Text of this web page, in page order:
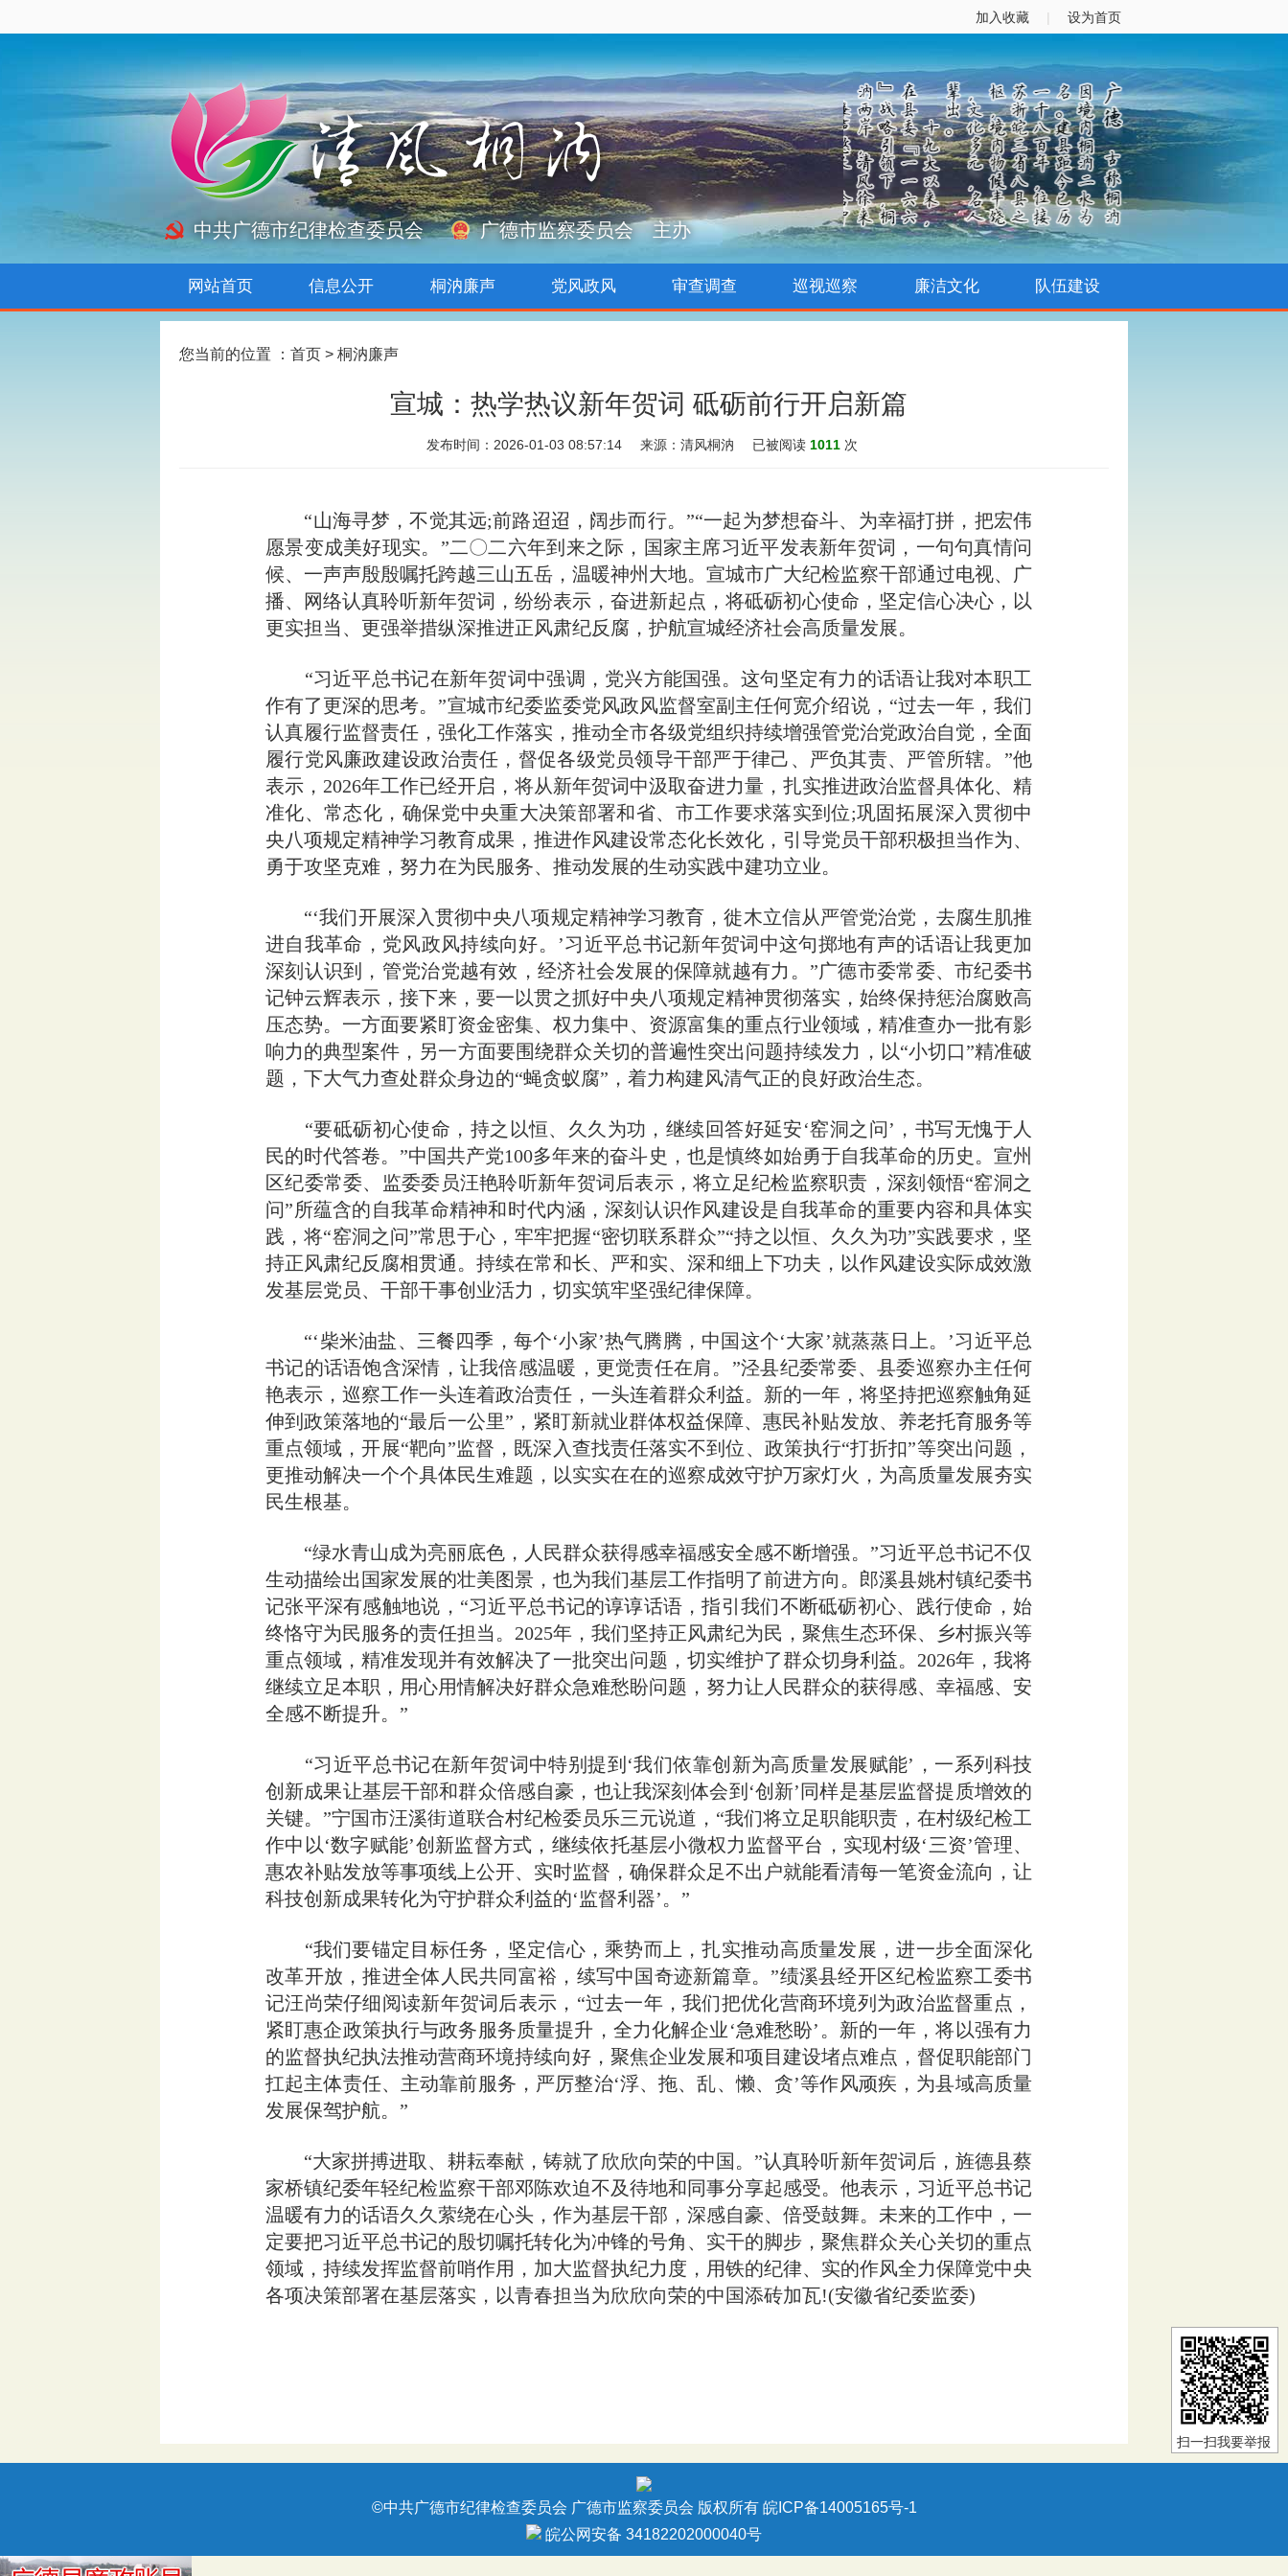
加入收藏 | 设为首页
中共广德市纪律检查委员会 广德市监察委员会 主办
网站首页 信息公开 桐汭廉声 党风政风 审查调查 巡视巡察 廉洁文化 队伍建设
您当前的位置 ： 首页 > 桐汭廉声
宣城：热学热议新年贺词 砥砺前行开启新篇
发布时间： 2026-01-03 08:57:14 来源： 清风桐汭 已被阅读 1011 次
“山海寻梦，不觉其远;前路迢迢，阔步而行。”“一起为梦想奋斗、为幸福打拼，把宏伟
愿景变成美好现实。”二〇二六年到来之际，国家主席习近平发表新年贺词，一句句真情问
候、一声声殷殷嘱托跨越三山五岳，温暖神州大地。宣城市广大纪检监察干部通过电视、广
播、网络认真聆听新年贺词，纷纷表示，奋进新起点，将砥砺初心使命，坚定信心决心，以
更实担当、更强举措纵深推进正风肃纪反腐，护航宣城经济社会高质量发展。
“习近平总书记在新年贺词中强调，党兴方能国强。这句坚定有力的话语让我对本职工
作有了更深的思考。”宣城市纪委监委党风政风监督室副主任何宽介绍说，“过去一年，我们
认真履行监督责任，强化工作落实，推动全市各级党组织持续增强管党治党政治自觉，全面
履行党风廉政建设政治责任，督促各级党员领导干部严于律己、严负其责、严管所辖。”他
表示，2026年工作已经开启，将从新年贺词中汲取奋进力量，扎实推进政治监督具体化、精
准化、常态化，确保党中央重大决策部署和省、市工作要求落实到位;巩固拓展深入贯彻中
央八项规定精神学习教育成果，推进作风建设常态化长效化，引导党员干部积极担当作为、
勇于攻坚克难，努力在为民服务、推动发展的生动实践中建功立业。
“‘我们开展深入贯彻中央八项规定精神学习教育，徙木立信从严管党治党，去腐生肌推
进自我革命，党风政风持续向好。’习近平总书记新年贺词中这句掷地有声的话语让我更加
深刻认识到，管党治党越有效，经济社会发展的保障就越有力。”广德市委常委、市纪委书
记钟云辉表示，接下来，要一以贯之抓好中央八项规定精神贯彻落实，始终保持惩治腐败高
压态势。一方面要紧盯资金密集、权力集中、资源富集的重点行业领域，精准查办一批有影
响力的典型案件，另一方面要围绕群众关切的普遍性突出问题持续发力，以“小切口”精准破
题，下大气力查处群众身边的“蝇贪蚁腐”，着力构建风清气正的良好政治生态。
“要砥砺初心使命，持之以恒、久久为功，继续回答好延安‘窑洞之问’，书写无愧于人
民的时代答卷。”中国共产党100多年来的奋斗史，也是慎终如始勇于自我革命的历史。宣州
区纪委常委、监委委员汪艳聆听新年贺词后表示，将立足纪检监察职责，深刻领悟“窑洞之
问”所蕴含的自我革命精神和时代内涵，深刻认识作风建设是自我革命的重要内容和具体实
践，将“窑洞之问”常思于心，牢牢把握“密切联系群众”“持之以恒、久久为功”实践要求，坚
持正风肃纪反腐相贯通。持续在常和长、严和实、深和细上下功夫，以作风建设实际成效激
发基层党员、干部干事创业活力，切实筑牢坚强纪律保障。
“‘柴米油盐、三餐四季，每个‘小家’热气腾腾，中国这个‘大家’就蒸蒸日上。’习近平总
书记的话语饱含深情，让我倍感温暖，更觉责任在肩。”泾县纪委常委、县委巡察办主任何
艳表示，巡察工作一头连着政治责任，一头连着群众利益。新的一年，将坚持把巡察触角延
伸到政策落地的“最后一公里”，紧盯新就业群体权益保障、惠民补贴发放、养老托育服务等
重点领域，开展“靶向”监督，既深入查找责任落实不到位、政策执行“打折扣”等突出问题，
更推动解决一个个具体民生难题，以实实在在的巡察成效守护万家灯火，为高质量发展夯实
民生根基。
“绿水青山成为亮丽底色，人民群众获得感幸福感安全感不断增强。”习近平总书记不仅
生动描绘出国家发展的壮美图景，也为我们基层工作指明了前进方向。郎溪县姚村镇纪委书
记张平深有感触地说，“习近平总书记的谆谆话语，指引我们不断砥砺初心、践行使命，始
终恪守为民服务的责任担当。2025年，我们坚持正风肃纪为民，聚焦生态环保、乡村振兴等
重点领域，精准发现并有效解决了一批突出问题，切实维护了群众切身利益。2026年，我将
继续立足本职，用心用情解决好群众急难愁盼问题，努力让人民群众的获得感、幸福感、安
全感不断提升。”
“习近平总书记在新年贺词中特别提到‘我们依靠创新为高质量发展赋能’，一系列科技
创新成果让基层干部和群众倍感自豪，也让我深刻体会到‘创新’同样是基层监督提质增效的
关键。”宁国市汪溪街道联合村纪检委员乐三元说道，“我们将立足职能职责，在村级纪检工
作中以‘数字赋能’创新监督方式，继续依托基层小微权力监督平台，实现村级‘三资’管理、
惠农补贴发放等事项线上公开、实时监督，确保群众足不出户就能看清每一笔资金流向，让
科技创新成果转化为守护群众利益的‘监督利器’。”
“我们要锚定目标任务，坚定信心，乘势而上，扎实推动高质量发展，进一步全面深化
改革开放，推进全体人民共同富裕，续写中国奇迹新篇章。”绩溪县经开区纪检监察工委书
记汪尚荣仔细阅读新年贺词后表示，“过去一年，我们把优化营商环境列为政治监督重点，
紧盯惠企政策执行与政务服务质量提升，全力化解企业‘急难愁盼’。新的一年，将以强有力
的监督执纪执法推动营商环境持续向好，聚焦企业发展和项目建设堵点难点，督促职能部门
扛起主体责任、主动靠前服务，严厉整治‘浮、拖、乱、懒、贪’等作风顽疾，为县域高质量
发展保驾护航。”
“大家拼搏进取、耕耘奉献，铸就了欣欣向荣的中国。”认真聆听新年贺词后，旌德县蔡
家桥镇纪委年轻纪检监察干部邓陈欢迫不及待地和同事分享起感受。他表示，习近平总书记
温暖有力的话语久久萦绕在心头，作为基层干部，深感自豪、倍受鼓舞。未来的工作中，一
定要把习近平总书记的殷切嘱托转化为冲锋的号角、实干的脚步，聚焦群众关心关切的重点
领域，持续发挥监督前哨作用，加大监督执纪力度，用铁的纪律、实的作风全力保障党中央
各项决策部署在基层落实，以青春担当为欣欣向荣的中国添砖加瓦!(安徽省纪委监委)
©中共广德市纪律检查委员会 广德市监察委员会 版权所有 皖ICP备14005165号-1
皖公网安备 34182202000040号
扫一扫我要举报